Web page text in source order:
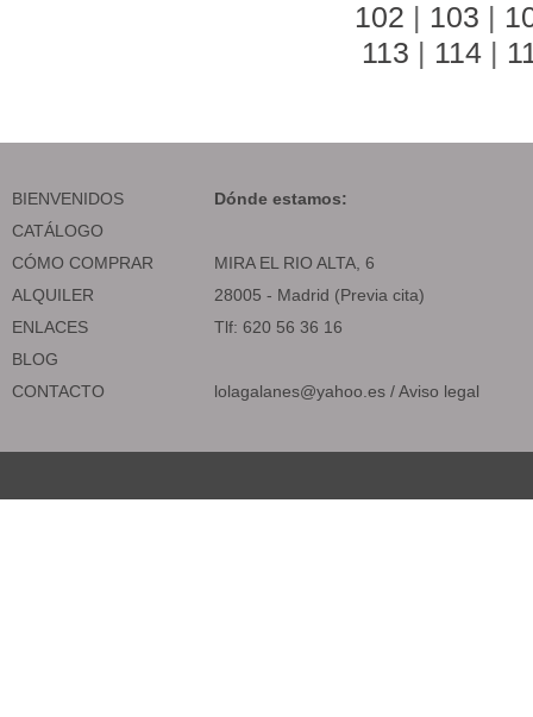
102
103
113
114
BIENVENIDOS
CATÁLOGO
CÓMO COMPRAR
ALQUILER
ENLACES
BLOG
CONTACTO
Dónde estamos:
MIRA EL RIO ALTA, 6
28005 - Madrid (Previa cita)
Tlf: 620 56 36 16
lolagalanes@yahoo.es /Aviso legal